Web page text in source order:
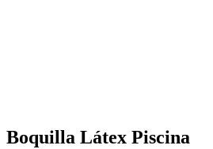
Boquilla Látex Piscina